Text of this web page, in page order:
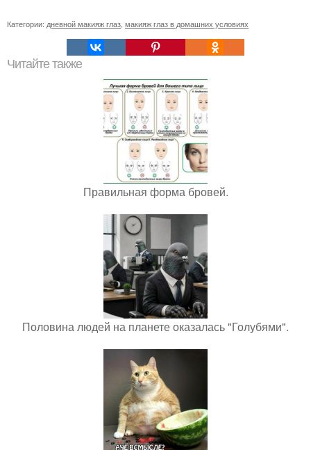
Категории: дневной макияж глаз макияж глаз в домашних условиях
Читайте также
Правильная форма бровей.
Половина людей на планете оказалась "Голубями".